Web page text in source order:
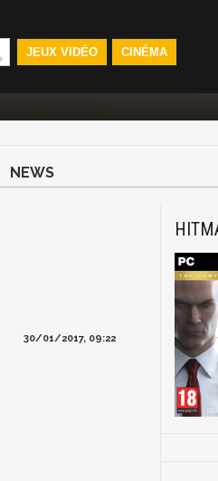
JEUX VIDÉO CINÉMA
NEWS
30/01/2017, 09:22